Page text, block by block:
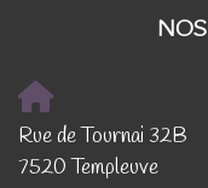
Rue de Tournai 32B
7520 Templeuve